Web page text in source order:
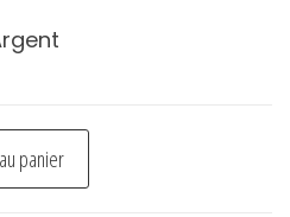
panier